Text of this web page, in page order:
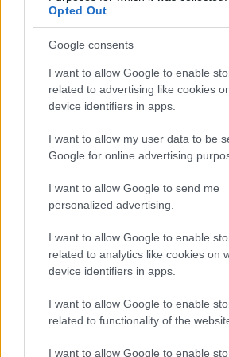
Opted Out
Google consents
I want to allow Google to enable
related to advertising like cookies
device identifiers in apps.
I want to allow my user data to be
Google for online advertising
I want to allow Google to send me
personalized advertising.
I want to allow Google to enable
related to analytics like cookies on
device identifiers in apps.
I want to allow Google to enable
related to functionality of the
I want to allow Google to enable
Martina Agostina Diturco
I nostri cari
I nostri cari
I nostri cari
Giovannimaria Cabras